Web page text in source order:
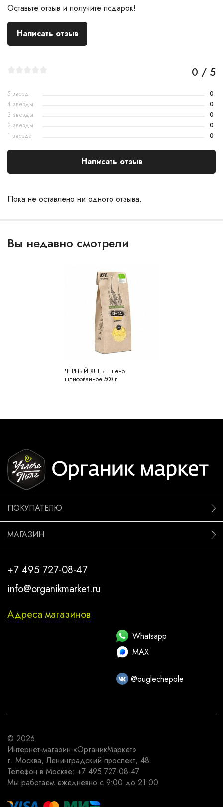
Оставьте отзыв и получите подарок!
Написать отзыв
Пока не оставлено ни одного отзыва.
0 / 5
5 звезд
0
4 звезды
0
3 звезды
0
2 звезды
0
1 звезда
0
Написать отзыв
Вы недавно смотрели
ЧЁРНЫЙ ХЛЕБ Пшено
шлифованное 500 г
ПОКУПАТЕЛЮ
МАГАЗИН
+7 495 727-08-47
info@organikmarket.ru
Адреса магазинов
Whatsapp
MAX
@ouglechepole
© 2026
Интернет-магазин «ОрганикМаркет»
г. Москва, Ленинградский проспект, 48
Телефон в Москве: +7 495 727-08-47
Мы работаем ежедневно с 9:00 до 21:00